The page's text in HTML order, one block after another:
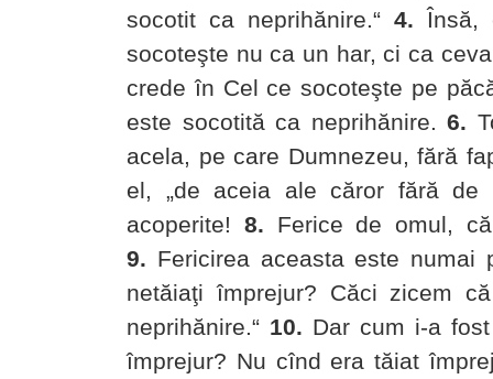
socotit ca neprihănire.“ 4. Însă,
socoteşte nu ca un har, ci ca
crede în Cel ce socoteşte pe
este socotită ca neprihănire. 6.
acela, pe care Dumnezeu, fără
el, „de aceia ale căror fără
acoperite! 8. Ferice de omul,
9. Fericirea aceasta este
netăiaţi împrejur? Căci zicem
neprihănire.“ 10. Dar cum i-a
împrejur? Nu cînd era tăiat